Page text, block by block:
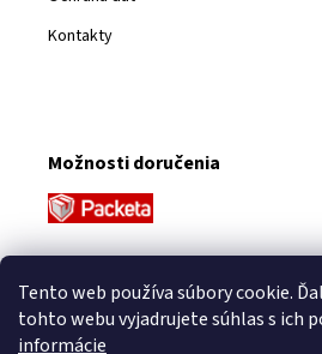
Tento web používa súbory cookie.
tohto webu vyjadrujete súhlas s ich
informácie
Kontakty
Možnosti doručenia